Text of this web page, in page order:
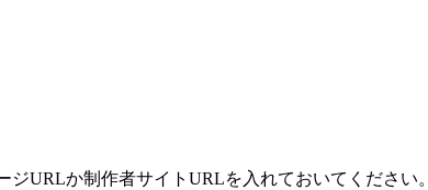
URLか制作者サイトURLを入れておいてください。